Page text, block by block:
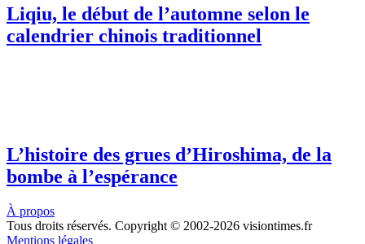
Liqiu, le début de l’automne selon le
calendrier chinois traditionnel
L’histoire des grues d’Hiroshima, de la
bombe à l’espérance
À propos
Tous droits réservés. Copyright © 2002-2026 visiontimes.fr
Mentions légales